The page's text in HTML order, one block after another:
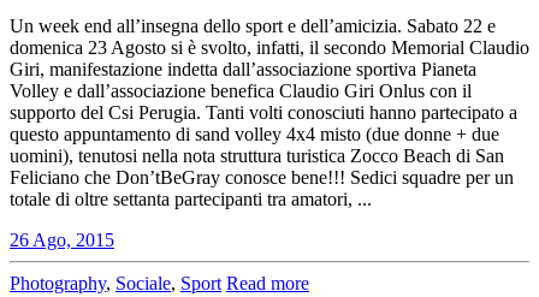
Un week end all’insegna dello sport e dell’amicizia. Sabato 22 e
domenica 23 Agosto si è svolto, infatti, il secondo Memorial Claudio
Giri, manifestazione indetta dall’associazione sportiva Pianeta
Volley e dall’associazione benefica Claudio Giri Onlus con il
supporto del Csi Perugia. Tanti volti conosciuti hanno partecipato a
questo appuntamento di sand volley 4x4 misto (due donne + due
uomini), tenutosi nella nota struttura turistica Zocco Beach di San
Feliciano che Don’tBeGray conosce bene!!! Sedici squadre per un
totale di oltre settanta partecipanti tra amatori, ...
26 Ago, 2015
Photography, Sociale, Sport Read more